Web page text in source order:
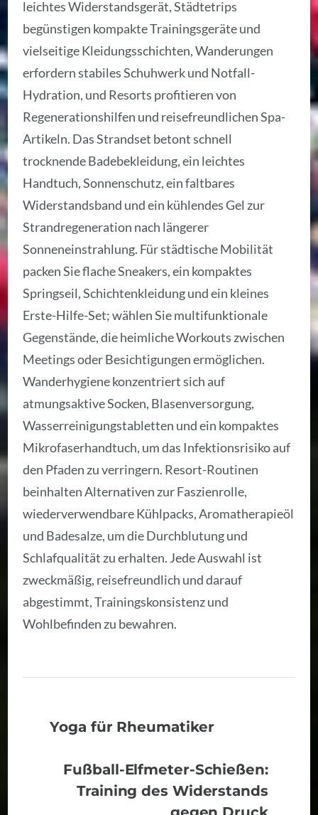
leichtes Widerstandsgerät, Städtetrips
begünstigen kompakte Trainingsgeräte und
vielseitige Kleidungsschichten, Wanderungen
erfordern stabiles Schuhwerk und Notfall-
Hydration, und Resorts profitieren von
Regenerationshilfen und reisefreundlichen Spa-
Artikeln. Das Strandset betont schnell
trocknende Badebekleidung, ein leichtes
Handtuch, Sonnenschutz, ein faltbares
Widerstandsband und ein kühlendes Gel zur
Strandregeneration nach längerer
Sonneneinstrahlung. Für städtische Mobilität
packen Sie flache Sneakers, ein kompaktes
Springseil, Schichtenkleidung und ein kleines
Erste-Hilfe-Set; wählen Sie multifunktionale
Gegenstände, die heimliche Workouts zwischen
Meetings oder Besichtigungen ermöglichen.
Wanderhygiene konzentriert sich auf
atmungsaktive Socken, Blasenversorgung,
Wasserreinigungstabletten und ein kompaktes
Mikrofaserhandtuch, um das Infektionsrisiko auf
den Pfaden zu verringern. Resort-Routinen
beinhalten Alternativen zur Faszienrolle,
wiederverwendbare Kühlpacks, Aromatherapieöl
und Badesalze, um die Durchblutung und
Schlafqualität zu erhalten. Jede Auswahl ist
zweckmäßig, reisefreundlich und darauf
abgestimmt, Trainingskonsistenz und
Wohlbefinden zu bewahren.
Yoga für Rheumatiker
Fußball-Elfmeter-Schießen:
Training des Widerstands